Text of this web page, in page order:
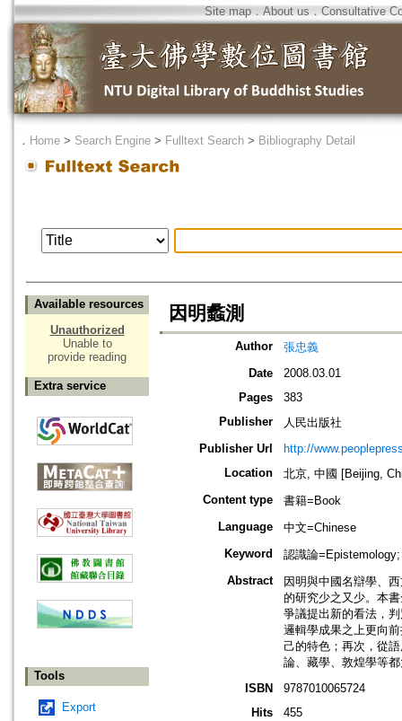
Site map．About us ． Consultative
． Home > Search Engine > Fulltext Search > Bibliography Detail
Available resources
Unauthorized
Unable to
provide reading
Extra service
Tools
Export
因明蠡測
Author
張忠義
Date
2008.03.01
Pages
383
Publisher
人民出版社
Publisher Url
http://
Location
北京, 中國 [Beijing,
Content type
書籍=Book
Language
中文=Chinese
Keyword
認識論
Abstract
因明與中國名辯學、
的研究少之又少。本
爭議提出新的看法，
邏輯學成果之上更向
己的特色；再次，從
論、藏學、敦煌學等
ISBN
9787010065724
Hits
455